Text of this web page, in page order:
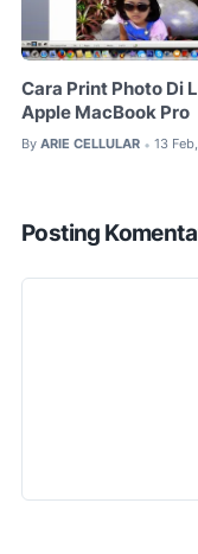
Cara Print Photo Di
Apple MacBook Pro
By ARIE CELLULAR • 13
Posting